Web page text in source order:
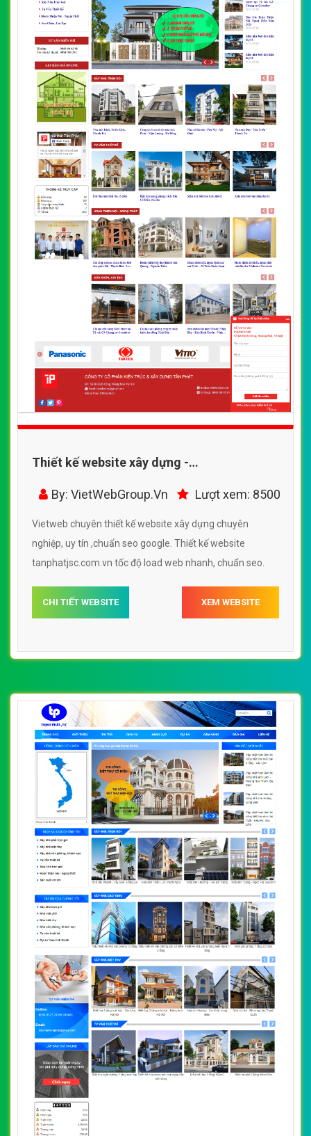
Thiết kế website xây dựng -
tanphatjsc.com.vn đẹp SEO nhanh hiệu quả
By: VietWebGroup.Vn Lượt xem: 8500
Vietweb chuyên thiết kế website xây dựng chuyên
nghiệp, uy tín ,chuẩn seo google. Thiết kế website
tanphatjsc.com.vn tốc độ load web nhanh, chuẩn seo.
CHI TIẾT WEBSITE XEM WEBSITE